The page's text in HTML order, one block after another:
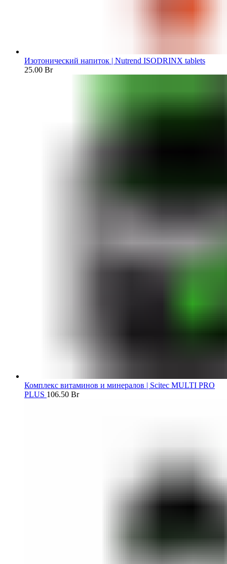
Изотонический напиток | Nutrend ISODRINX tablets
25.00 Br
Комплекс витаминов и минералов | Scitec MULTI PRO
PLUS 106.50 Br